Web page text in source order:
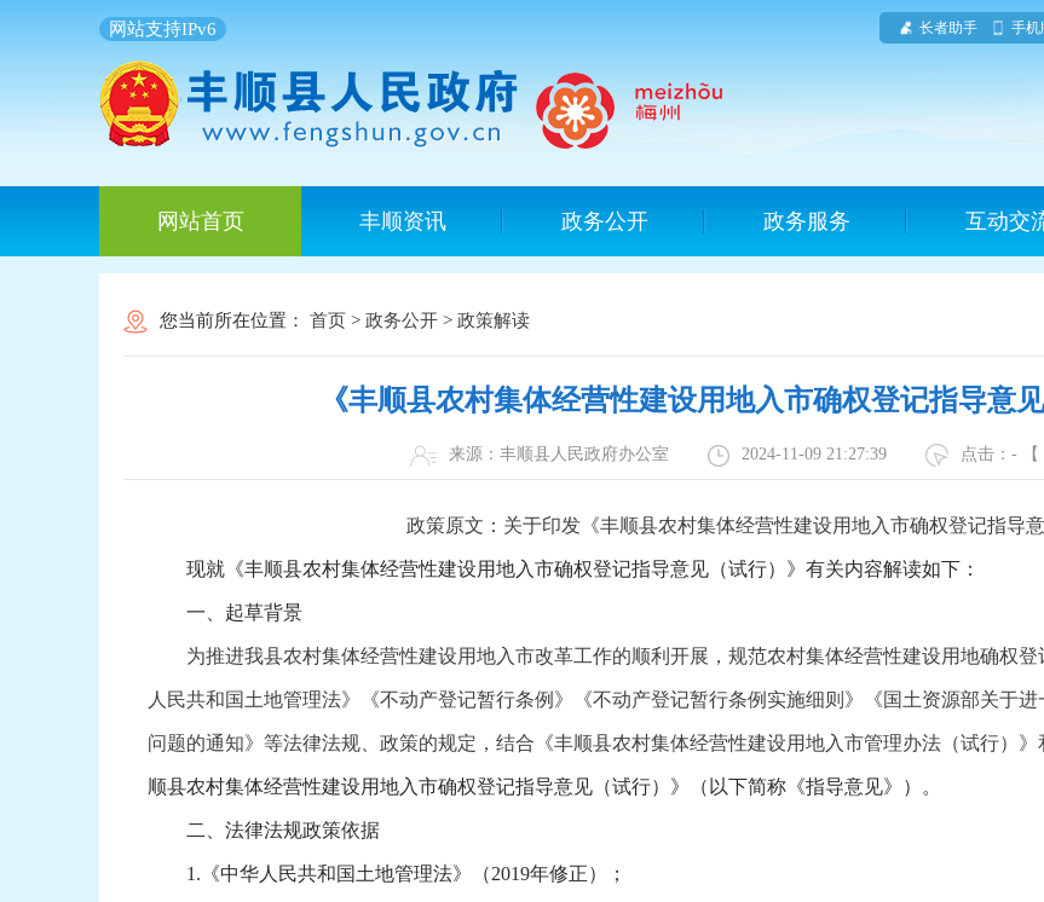
网站支持IPv6 长者助手 手机
网站首页 丰顺资讯 政务公开 政务服务 互动交
您当前所在位置： 首页 > 政务公开 > 政策解读
《丰顺县农村集体经营性建设用地入市确权登记指导意
来源：丰顺县人民政府办公室 2024-11-09 21:27:39 点击： -
政策原文：关于印发《丰顺县农村集体经营性建设用地入市确权登记指导
现就《丰顺县农村集体经营性建设用地入市确权登记指导意见（试行）》有关内容解读如下：
一、起草背景
为推进我县农村集体经营性建设用地入市改革工作的顺利开展，规范农村集体经营性建设用地确权登
人民共和国土地管理法》《不动产登记暂行条例》《不动产登记暂行条例实施细则》《国土资源部关于
问题的通知》等法律法规、政策的规定，结合《丰顺县农村集体经营性建设用地入市管理办法（试行）》
顺县农村集体经营性建设用地入市确权登记指导意见（试行）》（以下简称《指导意见》）。
二、法律法规政策依据
1.《中华人民共和国土地管理法》（2019年修正）；